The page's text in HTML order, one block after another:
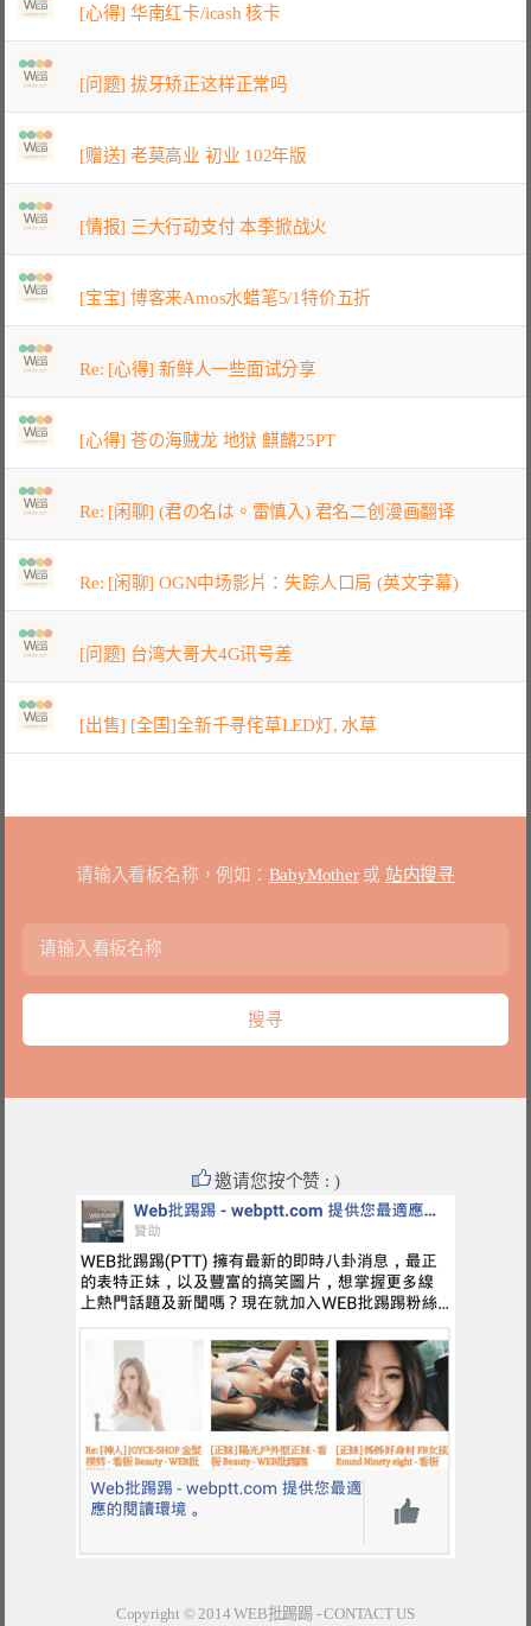
[心得] 华南红卡/icash 核卡
[问题] 拔牙矫正这样正常吗
[赠送] 老莫高业 初业 102年版
[情报] 三大行动支付 本季掀战火
[宝宝] 博客来Amos水蜡笔5/1特价五折
Re: [心得] 新鲜人一些面试分享
[心得] 苍の海贼龙 地狱 麒麟25PT
Re: [闲聊] (君の名は。雷慎入) 君名二创漫画翻译
Re: [闲聊] OGN中场影片：失踪人口局 (英文字幕)
[问题] 台湾大哥大4G讯号差
[出售] [全国]全新千寻侘草LED灯, 水草
请输入看板名称，例如： BabyMother或 站内搜寻
邀请您按个赞 : )
Copyright © 2014WEB批踢踢-CONTACT US